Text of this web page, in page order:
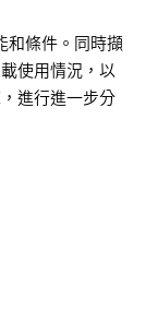
和條件。同時擷
使用情況，以
進行進一步分